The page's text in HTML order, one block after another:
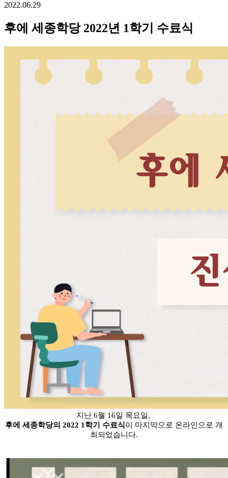
2022.06.29
후에 세종학당 2022년 1학기 수료식
지난 6월 16일 목요일,
후에 세종학당의 2022 1학기 수료식이 마지막으로 온라인으로 개
최되었습니다.